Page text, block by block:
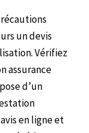
un devis
Vérifiez
assurance
d’un
en ligne et